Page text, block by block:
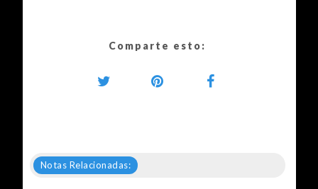
Comparte esto:
Notas Relacionadas: